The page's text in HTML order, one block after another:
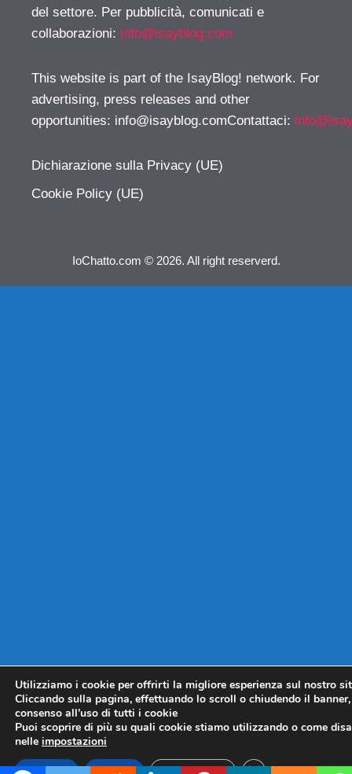
del settore. Per pubblicità, comunicati e
collaborazioni: info@isayblog.com
This website is part of the IsayBlog! network. For
advertising, press releases and other
opportunities: info@isayblog.comContattaci:
Dichiarazione sulla Privacy (UE)
Cookie Policy (UE)
IoChatto.com © 2026. All right reserverd.
Utilizziamo i cookie per offrirti la migliore esperienza sul nostro
Cliccando sulla pagina, effettuando lo scroll o chiudendo il
consenso all’uso di tutti i cookie
Puoi scoprire di più su quali cookie stiamo utilizzando o come
nelle impostazioni
Accetta Rifiuta Impostazioni CLOSE GDPR